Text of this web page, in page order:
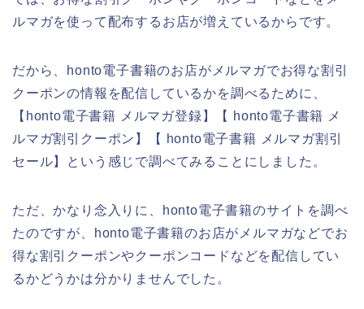
ルマガを使って配布するお店が増えているからです。
だから、honto電子書籍のお店がメルマガでお得な割引
クーポンの情報を配信しているかを調べるために、
【honto電子書籍 メルマガ登録】【 honto電子書籍 メ
ルマガ割引クーポン】【 honto電子書籍 メルマガ割引
セール】という感じで調べてみることにしました。
ただ、かなり念入りに、honto電子書籍のサイトを調べ
たのですが、honto電子書籍のお店がメルマガなどでお
得な割引クーポンやクーポンコードなどを配信してい
るかどうかは分かりませんでした。